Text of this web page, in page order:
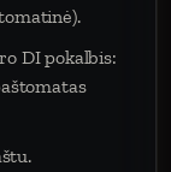
DI pokalbis: